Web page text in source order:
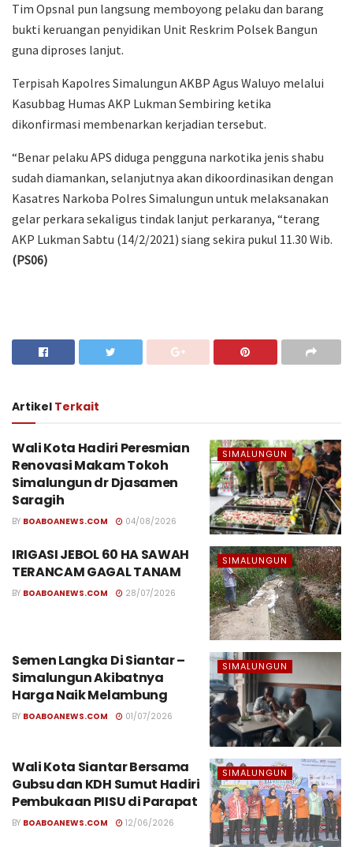
Tim Opsnal pun langsung memboyong pelaku dan barang
bukti keruangan penyidikan Unit Reskrim Polsek Bangun
guna diproses lanjut.
Terpisah Kapolres Simalungun AKBP Agus Waluyo melalui
Kasubbag Humas AKP Lukman Sembiring ketika
dikonfirmasi membenarkan kerjadian tersebut.
“Benar pelaku APS diduga pengguna narkotika jenis shabu
sudah diamankan, selanjutnya akan dikoordinasikan dengan
Kasatres Narkoba Polres Simalungun untuk melaksanakan
gelar perkara sekaligus tindak lanjut perkaranya, “terang
AKP Lukman Sabtu (14/2/2021) siang sekira pukul 11.30 Wib.
(PS06)
Artikel Terkait
SIMALUNGUN
Wali Kota Hadiri Peresmian
Renovasi Makam Tokoh
Simalungun dr Djasamen
Saragih
BY BOABOANEWS.COM 04/08/2026
SIMALUNGUN
IRIGASI JEBOL 60 HA SAWAH
TERANCAM GAGAL TANAM
BY BOABOANEWS.COM 28/07/2026
SIMALUNGUN
Semen Langka Di Siantar –
Simalungun Akibatnya
Harga Naik Melambung
BY BOABOANEWS.COM 01/07/2026
SIMALUNGUN
Wali Kota Siantar Bersama
Gubsu dan KDH Sumut Hadiri
Pembukaan PIISU di Parapat
BY BOABOANEWS.COM 12/06/2026